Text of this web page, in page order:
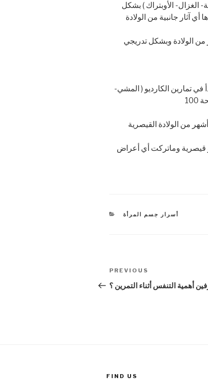
الغزال- الأوبتراك ) بشكل
في تمارين الكارديو ( المشي-
قيصرية وماتركت أي أعراض
CATEGORIES
أسرار جسم المرأة
Post
navigation
Previous
Post
PREVIOUS
أهمية التنفس أثناء التمرين ؟
FIND US